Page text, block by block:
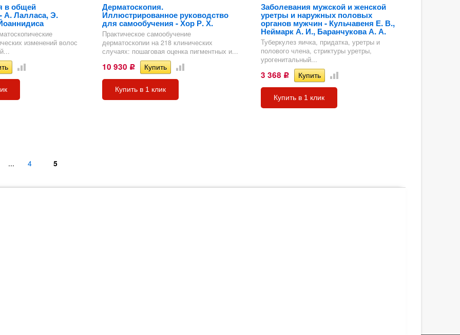
в общей
А. Лалласа, Э.
изменений волос
Дерматоскопия.
Иллюстрированное руководство
для самообучения - Хор Р. Х.
Практическое самообучение
дерматоскопии на 218 клинических
случаях: пошаговая оценка пигментных и...
10 930 Р
Купить в 1 клик
Заболевания мужской и женской
уретры и наружных половых
органов мужчин - Кульчавеня Е. В.,
Неймарк А. И., Баранчукова А. А.
Туберкулез яичка, придатка, уретры и
полового члена, стриктуры уретры,
урогенитальный...
3 368 Р
Купить в 1 клик
... 4 5